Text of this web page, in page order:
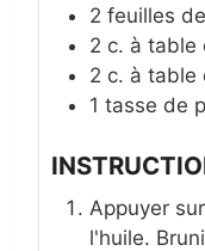
2 feuilles
2 c. à table
2 c. à table
1 tasse de
Appuyer sur
l'huile.